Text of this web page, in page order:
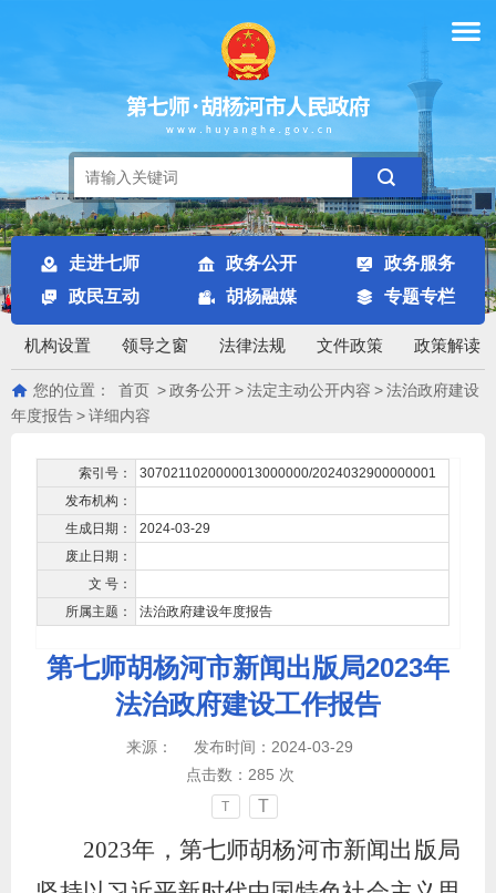
走进七师 政务公开
政务服务
政民互动
胡杨融媒 专题专栏
机构设置 领导之窗 法律法规 文件政策 政策解读
您的位置： 首页 >政务公开>法定主动公开内容 >法治政府建设
年度报告>详细内容
索引号：
3070211020000013000000/2024032900000001
发布机构：
生成日期：
2024-03-29
废止日期：
文 号：
所属主题：
法治政府建设年度报告
第七师胡杨河市新闻出版局2023年
法治政府建设工作报告
来源：
发布时间：2024-03-29
点击数： 285 次
T T
2023年，第七师胡杨河市新闻出版局